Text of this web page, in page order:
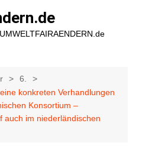
6.
konkreten Verhandlungen
Konsortium –
auch im niederländischen